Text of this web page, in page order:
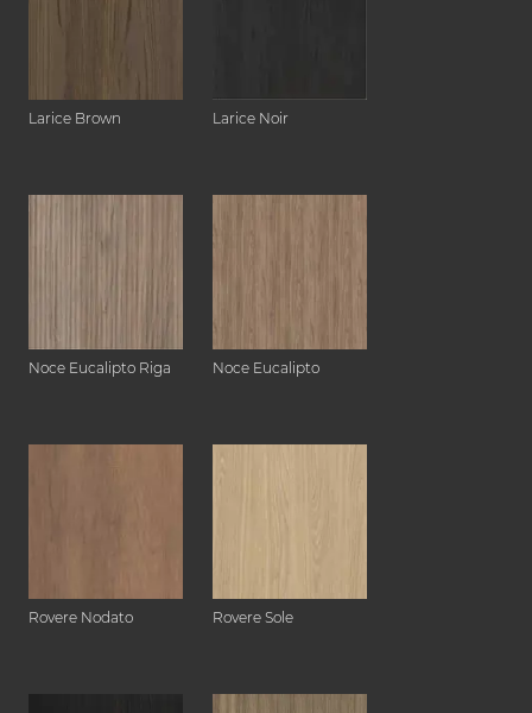
Larice Brown Larice Noir
Noce Eucalipto Riga Noce Eucalipto
Rovere Nodato Rovere Sole